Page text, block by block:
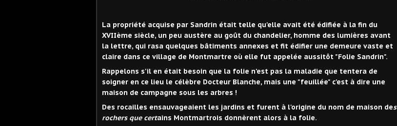
La propriété acquise par Sandrin était telle qu'elle avait été édifiée à la fin du
XVIIème siècle, un peu austère au goût du chandelier, homme des lumières avant
la lettre, qui rasa quelques bâtiments annexes et fit édifier une demeure vaste et
claire dans ce village de Montmartre où elle fut appelée aussitôt "Folie Sandrin".
Rappelons s'il en était besoin que la folie n'est pas la maladie que tentera de
soigner en ce lieu le célèbre Docteur Blanche, mais une "feuillée" c'est à dire une
maison de campagne sous les arbres !
Des rocailles ensauvageaient les jardins et furent à l'origine du nom de maison des
rochers que certains Montmartrois donnèrent alors à la folie.